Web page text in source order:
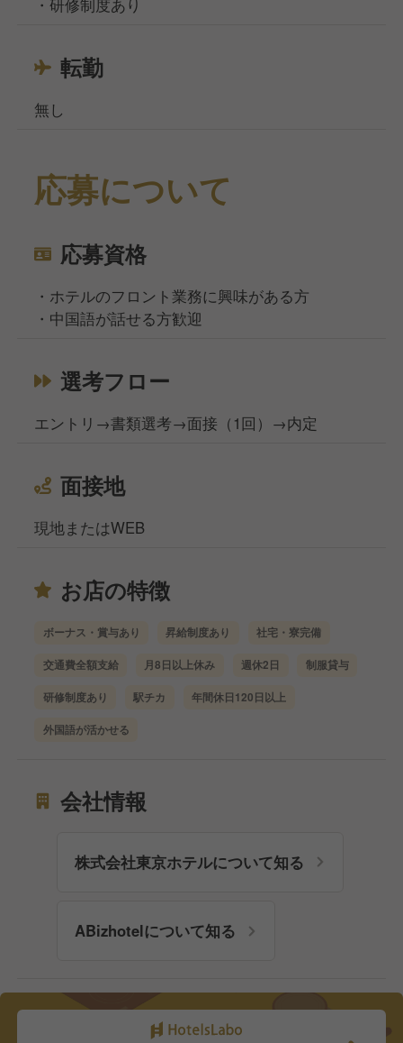
・研修制度あり
転勤
無し
応募について
応募資格
・ホテルのフロント業務に興味がある方
・中国語が話せる方歓迎
選考フロー
エントリ→書類選考→面接（1回）→内定
面接地
現地またはWEB
お店の特徴
ボーナス・賞与あり 昇給制度あり 社宅・寮完備
交通費全額支給 月8日以上休み 週休2日 制服貸与
研修制度あり 駅チカ 年間休日120日以上
外国語が活かせる
会社情報
株式会社東京ホテルについて知る
ABizhotelについて知る